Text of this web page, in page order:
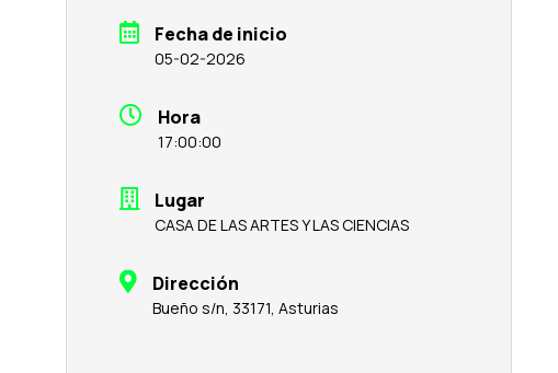
Fecha de inicio
05-02-2026
Hora
17:00:00
Lugar
CASA DE LAS ARTES Y LAS CIENCIAS
Dirección
Bueño s/n, 33171, Asturias